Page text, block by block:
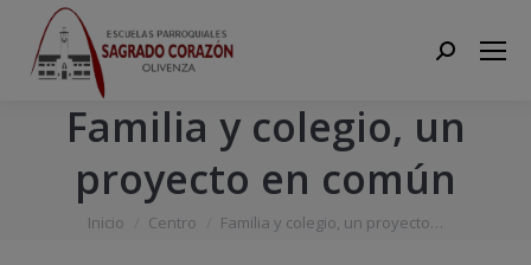
Search:
Familia y colegio, un
proyecto en común
Estás aquí:
Inicio Centro Familia y colegio, un proyecto…